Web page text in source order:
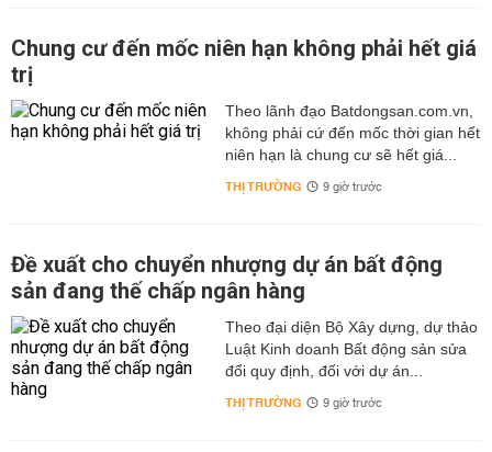
Chung cư đến mốc niên hạn không phải hết giá
trị
Theo lãnh đạo Batdongsan.com.vn,
không phải cứ đến mốc thời gian hết
niên hạn là chung cư sẽ hết giá...
THỊ TRƯỜNG 9 giờ trước
Đề xuất cho chuyển nhượng dự án bất động
sản đang thế chấp ngân hàng
Theo đại diện Bộ Xây dựng, dự thảo
Luật Kinh doanh Bất động sản sửa
đổi quy định, đối với dự án...
THỊ TRƯỜNG 9 giờ trước